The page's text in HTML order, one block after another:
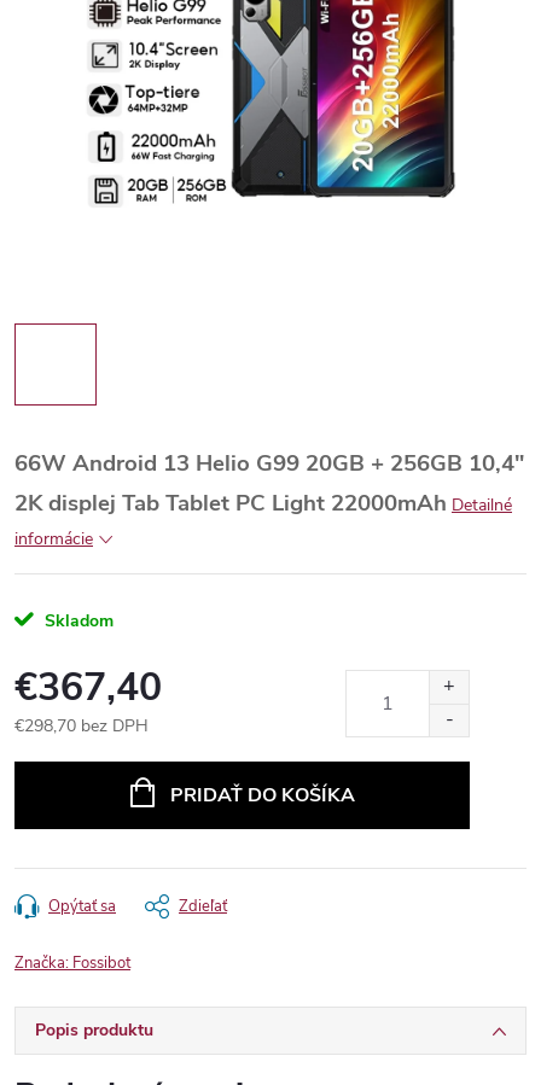
66W Android 13 Helio G99 20GB + 256GB 10,4"
2K displej Tab Tablet PC Light 22000mAh Detailné
informácie
Skladom
€367,40
€298,70 bez DPH
PRIDAŤ DO KOŠÍKA
Opýtať sa Zdieľať
Značka: Fossibot
Popis produktu